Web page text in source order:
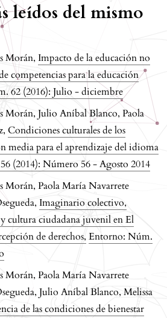
leídos del mismo
Morán, Impacto de la educación no
competencias para la educación
62 (2016): Julio - diciembre
Morán, Julio Aníbal Blanco, Paola
Condiciones culturales de los
media para el aprendizaje del idioma
(2014): Número 56 - Agosto 2014
Morán, Paola María Navarrete
Imaginario colectivo,
cultura ciudadana juvenil en El
de derechos, Entorno: Núm.
Morán, Paola María Navarrete
Julio Aníbal Blanco, Melissa
de las condiciones de bienestar